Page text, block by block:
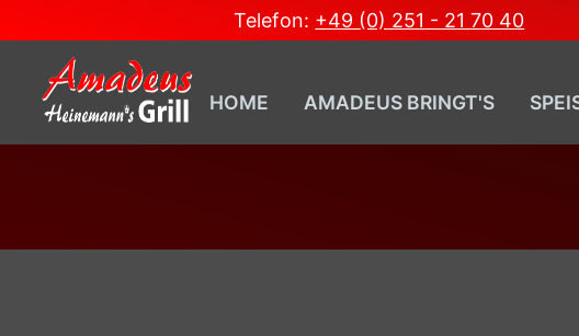
Telefon: +49 (0) 251 - 21 70 40
HOME AMADEUS BRINGT'S